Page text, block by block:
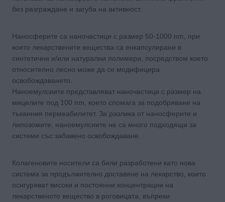
без разграждане и загуба на активност.
Наносферите са наночастици с размер 50-1000 nm, при
които лекарствените вещества са енкапсулирани в
синтетични и/или натурални полимери, посредством което
относително лесно може да се модифицира
освобождаването.
Наноемулсиите представляват наночастици с размер на
мицелите под 100 nm, което спомага за подобряване на
тъканния пермеабилитет. За разлика от наносферите и
липозомите, наноемулсиите не са много подходящи за
системи със забавено освобождаване.
Колагеновите носители са били разработени като нова
система за продължително доставяне на лекарство, които
осигуряват високи и постоянни концентрации на
лекарственото вещество в роговицата, въпреки